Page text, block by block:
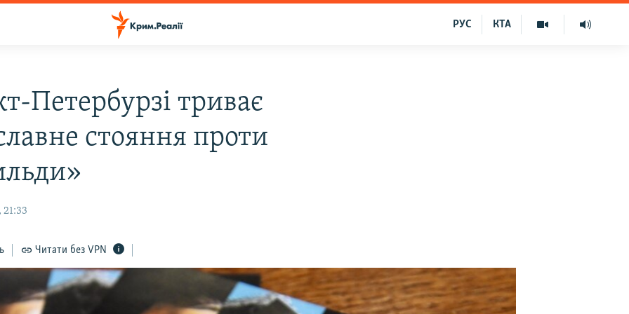
КТА
РУС
Петербурзі триває
стояння проти
21:33
Читати без VPN